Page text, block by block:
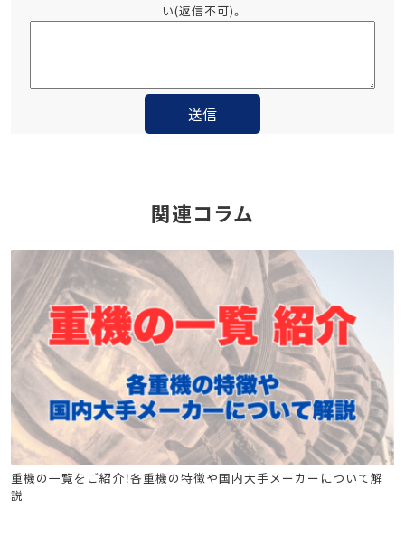
い(返信不可)。
関連コラム
フォークリフト運転業務従事者安全衛生教育
不整地運搬車の運転の業務に係る特別教育
重機の一覧をご紹介！各重機の特徴や国内大手メーカーについて解
説